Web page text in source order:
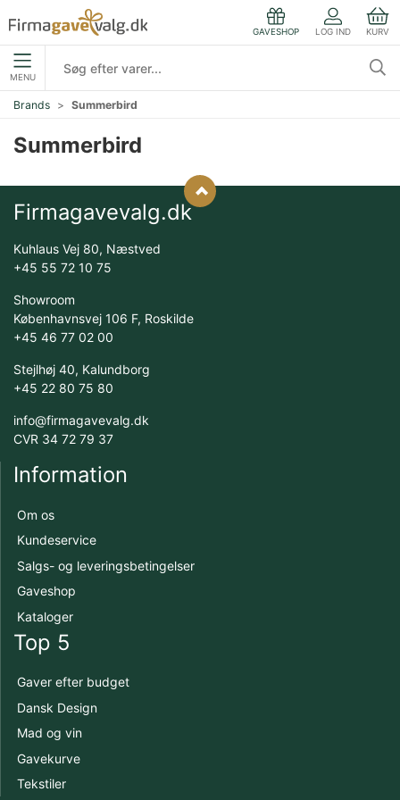
GAVESHOP LOG IND KURV
MENU
Brands Summerbird
Summerbird
Firmagavevalg.dk
Kuhlaus Vej 80, Næstved
+45 55 72 10 75
Showroom
Københavnsvej 106 F, Roskilde
+45 46 77 02 00
Stejlhøj 40, Kalundborg
+45 22 80 75 80
info@firmagavevalg.dk
CVR 34 72 79 37
Information
Om os
Kundeservice
Salgs- og leveringsbetingelser
Gaveshop
Kataloger
Top 5
Gaver efter budget
Dansk Design
Mad og vin
Gavekurve
Tekstiler